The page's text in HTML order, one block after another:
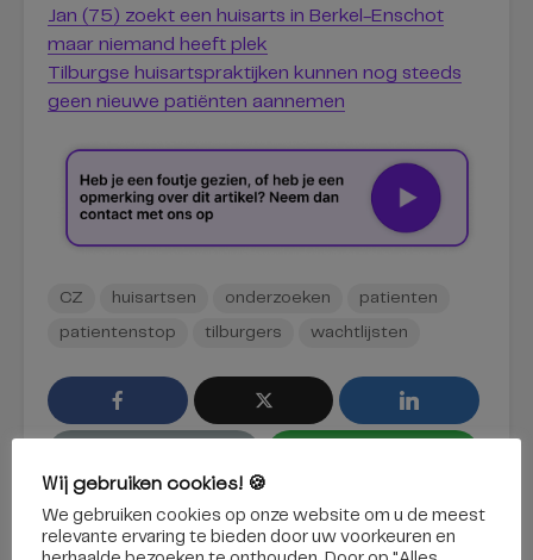
Jan (75) zoekt een huisarts in Berkel-Enschot
maar niemand heeft plek
Tilburgse huisartspraktijken kunnen nog steeds
geen nieuwe patiënten aannemen
CZ huisartsen onderzoeken patienten
patientenstop tilburgers wachtlijsten
Wij gebruiken cookies! 🍪
We gebruiken cookies op onze website om u de meest
relevante ervaring te bieden door uw voorkeuren en